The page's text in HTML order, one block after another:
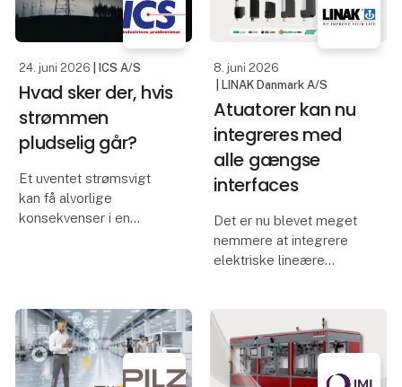
af brancher
komponenter i denne
udvikling er lysgitteret –
også kendt som et
elevatorlysg
24. juni 2026 | ICS A/S
Hvad sker der, hvis
strømmen
pludselig går?
Et uventet strømsvigt
kan få alvorlige
konsekvenser i en
processer afbrydes, og
værdifulde data kan gå
tabt. Resultatet kan være
produk
8. juni 2026
| LINAK Danmark A/S
Atuatorer kan nu
integreres med
alle gængse
interfaces
Det er nu blevet meget
nemmere at integrere
elektriske lineære
dit sprog!
Alle industrielle
aktuatorer fra LINAK kan